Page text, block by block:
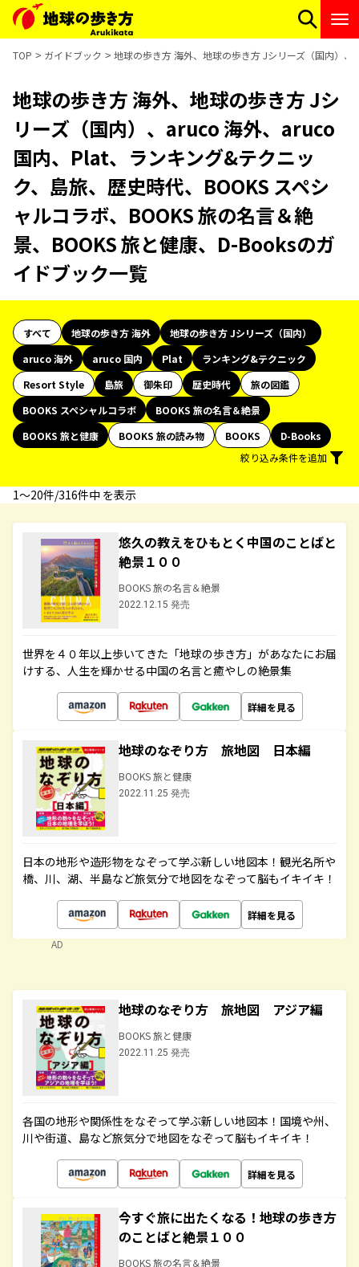
TOP ガイドブック 地球の歩き方 海外、地球の歩き方 Jシリーズ（国内）
地球の歩き方 海外、地球の歩き方 Jシ
リーズ（国内）、aruco 海外、aruco
国内、Plat、ランキング&テクニッ
ク、島旅、歴史時代、BOOKS スペシ
ャルコラボ、BOOKS 旅の名言＆絶
景、BOOKS 旅と健康、D-Booksのガ
イドブック一覧
すべて 地球の歩き方 海外
地球の歩き方 Jシリーズ（国内）
aruco 海外
aruco 国内 Plat
ランキング&テクニック
Resort Style
島旅 御朱印 歴史時代
旅の図鑑
BOOKS スペシャルコラボ
BOOKS 旅の名言＆絶景
BOOKS 旅と健康
BOOKS 旅の読み物 BOOKS
D-Books
絞り込み条件を追加
1〜20件/316件中 を表示
悠久の教えをひもとく中国のことばと
絶景１００
BOOKS 旅の名言＆絶景
2022.12.15 発売
世界を４０年以上歩いてきた「地球の歩き方」があなたにお届
けする、人生を輝かせる中国の名言と癒やしの絶景集
詳細を見る
地球のなぞり方 旅地図 日本編
BOOKS 旅と健康
2022.11.25 発売
日本の地形や造形物をなぞって学ぶ新しい地図本！観光名所や
橋、川、湖、半島など旅気分で地図をなぞって脳もイキイキ！
詳細を見る
AD
地球のなぞり方 旅地図 アジア編
BOOKS 旅と健康
2022.11.25 発売
各国の地形や関係性をなぞって学ぶ新しい地図本！国境や州、
川や街道、島など旅気分で地図をなぞって脳もイキイキ！
詳細を見る
今すぐ旅に出たくなる！地球の歩き方
のことばと絶景１００
BOOKS 旅の名言＆絶景